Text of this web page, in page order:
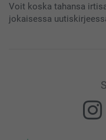
Voit koska tahansa
jokaisessa